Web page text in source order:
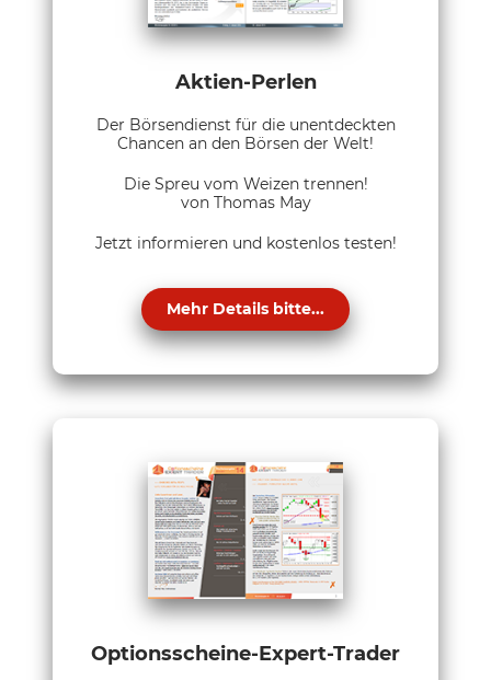
Aktien-Perlen
Der Börsendienst für die unentdeckten
Chancen an den Börsen der Welt!
Die Spreu vom Weizen trennen!
von Thomas May
Jetzt informieren und kostenlos testen!
Mehr Details bitte...
Optionsscheine-Expert-Trader